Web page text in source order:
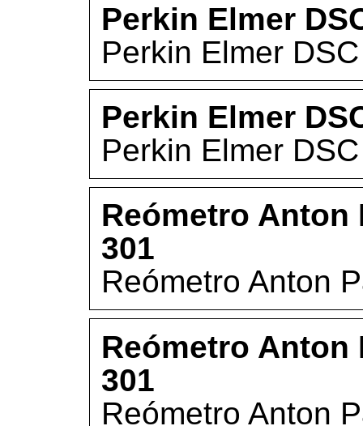
Perkin Elmer
Perkin Elmer
Perkin Elmer
Perkin Elmer
Reómetro Anton
301
Reómetro Anton
Reómetro Anton
301
Reómetro Anton